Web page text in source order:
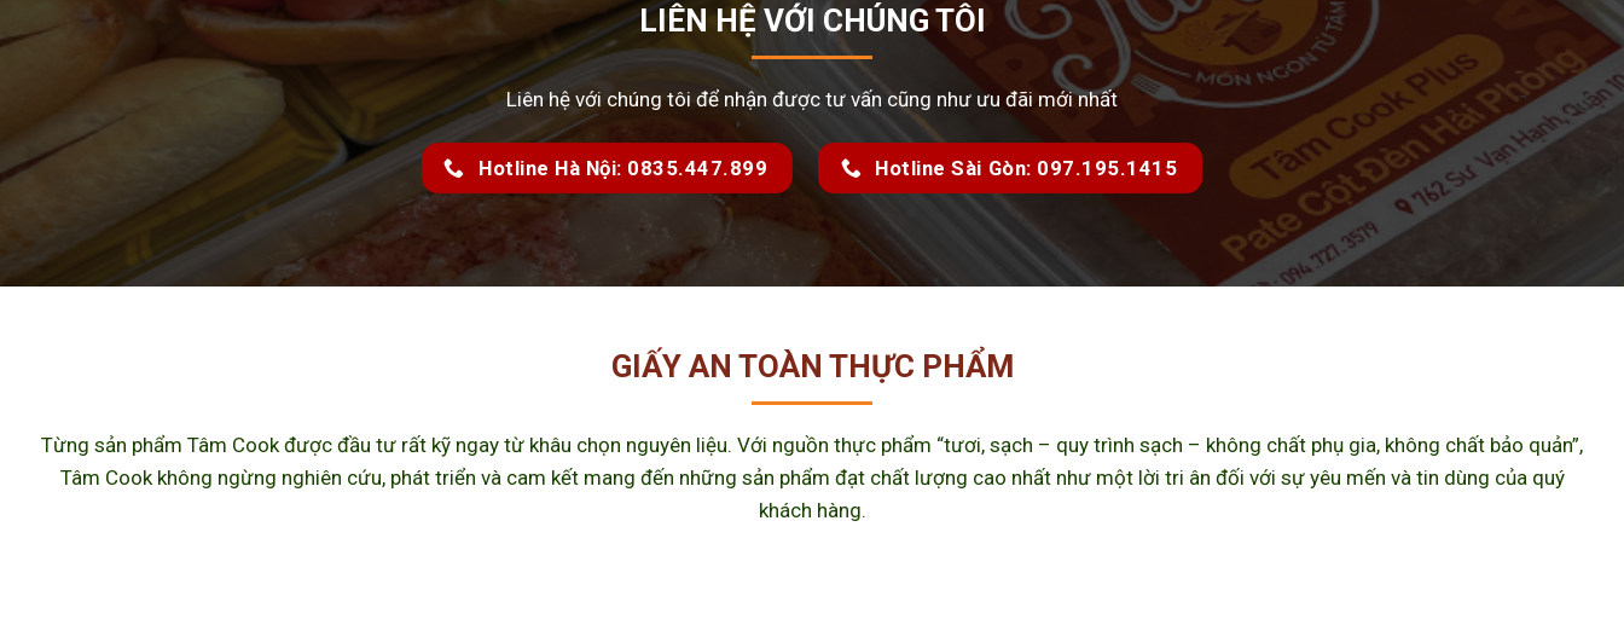
LIÊN HỆ VỚI CHÚNG TÔI
Liên hệ với chúng tôi để nhận được tư vấn cũng như ưu đãi mới nhất
Hotline Hà Nội: 0835.447.899 Hotline Sài Gòn: 097.195.1415
GIẤY AN TOÀN THỰC PHẨM
Từng sản phẩm Tâm Cook được đầu tư rất kỹ ngay từ khâu chọn nguyên liệu. Với nguồn thực phẩm “tươi, sạch – quy trình sạch – không chất phụ gia, không chất bảo quản”,
Tâm Cook không ngừng nghiên cứu, phát triển và cam kết mang đến những sản phẩm đạt chất lượng cao nhất như một lời tri ân đối với sự yêu mến và tin dùng của quý
khách hàng.